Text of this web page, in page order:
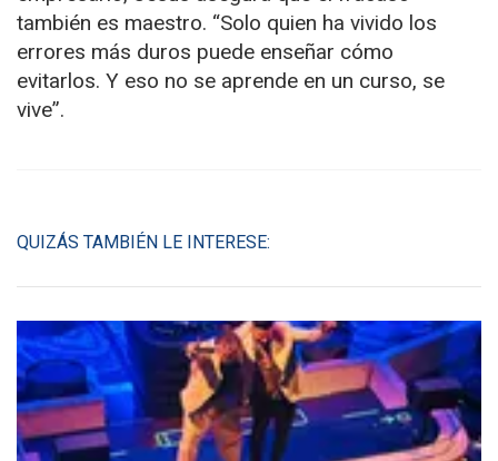
también es maestro. “Solo quien ha vivido los
errores más duros puede enseñar cómo
evitarlos. Y eso no se aprende en un curso, se
vive”.
QUIZÁS TAMBIÉN LE INTERESE: